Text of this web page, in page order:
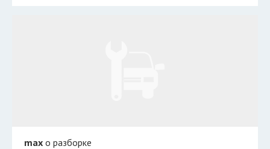
max о разборке